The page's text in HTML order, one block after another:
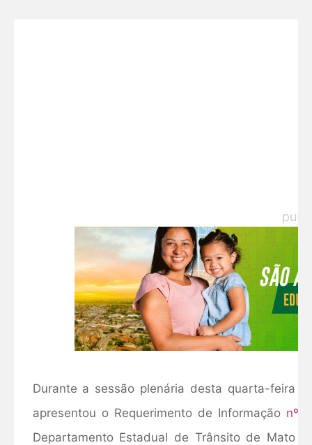
Durante a sessão plenária desta quarta-feira
apresentou o Requerimento de Informação nº
Departamento Estadual de Trânsito de Mato